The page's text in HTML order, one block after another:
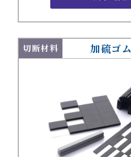
切断材料 加硫ゴム